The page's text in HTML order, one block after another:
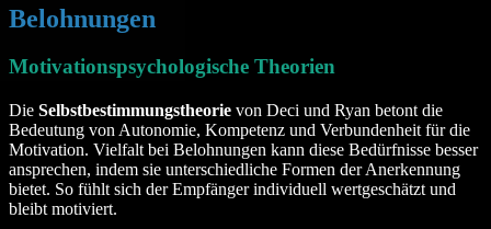
Belohnungen
Motivationspsychologische Theorien
Die Selbstbestimmungstheorie von Deci und Ryan betont die
Bedeutung von Autonomie, Kompetenz und Verbundenheit für die
Motivation. Vielfalt bei Belohnungen kann diese Bedürfnisse besser
ansprechen, indem sie unterschiedliche Formen der Anerkennung
bietet. So fühlt sich der Empfänger individuell wertgeschätzt und
bleibt motiviert.